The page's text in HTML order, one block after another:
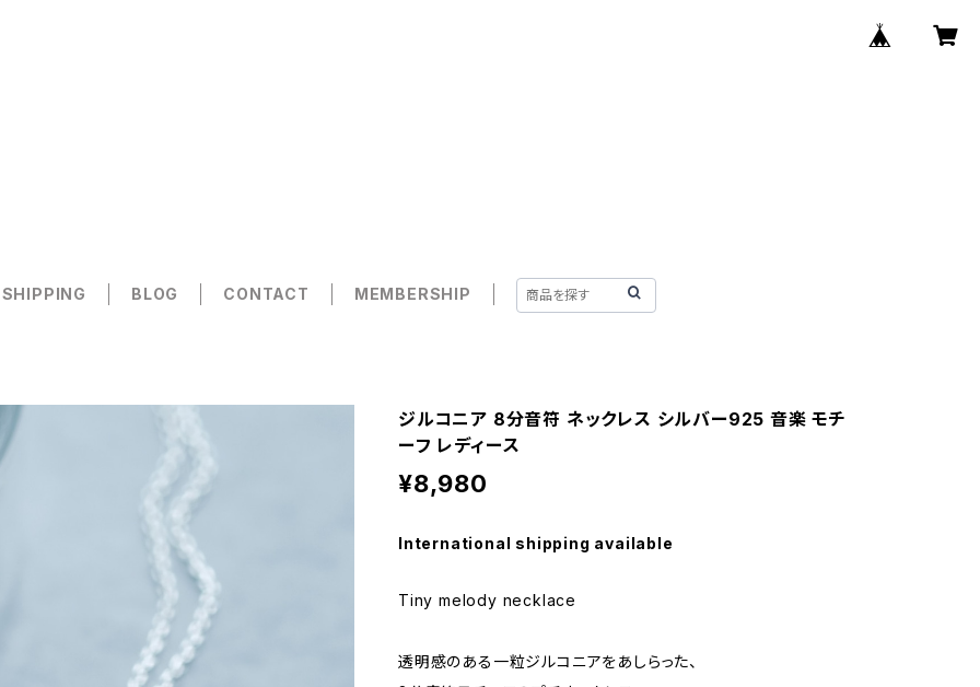
SHIPPING BLOG CONTACT MEMBERSHIP
ジルコニア 8分音符 ネックレス シルバー925 音楽 モチ
ーフ レディース
¥8,980
International shipping available
Tiny melody necklace
透明感のある一粒ジルコニアをあしらった、